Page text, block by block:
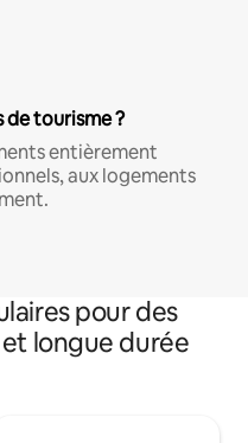
de tourisme ?
entièrement
aux logements
pour des
longue durée